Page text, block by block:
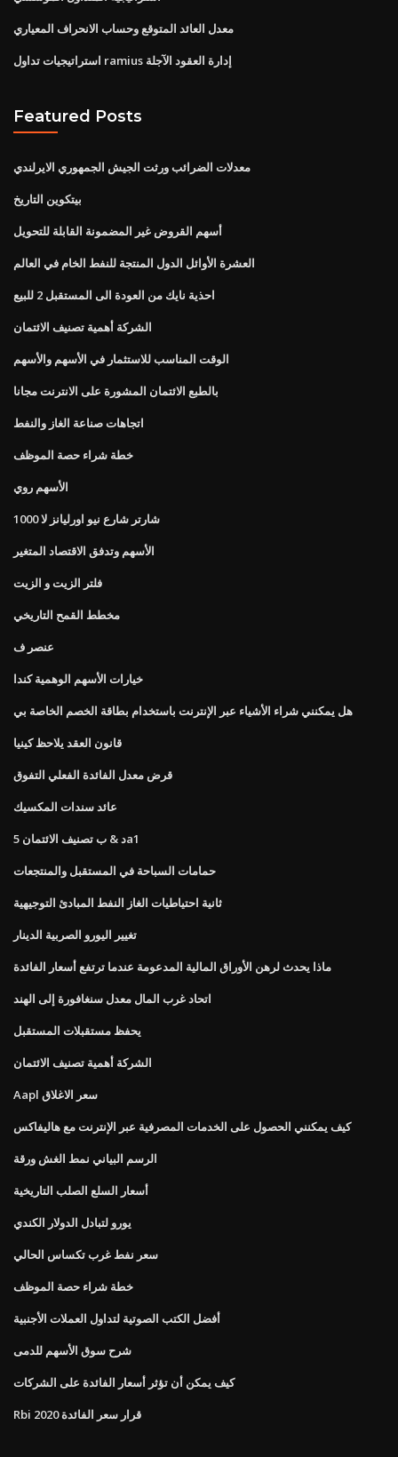
معدل العائد المتوقع وحساب الانحراف المعياري
استراتيجيات تداول ramius إدارة العقود الآجلة
Featured Posts
معدلات الضرائب ورثت الجيش الجمهوري الايرلندي
بيتكوين التاريخ
أسهم القروض غير المضمونة القابلة للتحويل
العشرة الأوائل الدول المنتجة للنفط الخام في العالم
احذية نايك من العودة الى المستقبل 2 للبيع
الشركة أهمية تصنيف الائتمان
الوقت المناسب للاستثمار في الأسهم والأسهم
بالطبع الائتمان المشورة على الانترنت مجانا
اتجاهات صناعة الغاز والنفط
خطة شراء حصة الموظف
الأسهم روي
1000 شارتر شارع نيو اورليانز لا
الأسهم وتدفق الاقتصاد المتغير
فلتر الزيت و الزيت
مخطط القمح التاريخي
عنصر ف
خيارات الأسهم الوهمية كندا
هل يمكنني شراء الأشياء عبر الإنترنت باستخدام بطاقة الخصم الخاصة بي
قانون العقد يلاحظ كينيا
قرض معدل الفائدة الفعلي التفوق
عائد سندات المكسيك
د & ب تصنيف الائتمان 5a1
حمامات السباحة في المستقبل والمنتجعات
ثانية احتياطيات الغاز النفط المبادئ التوجيهية
تغيير اليورو الصربية الدينار
ماذا يحدث لرهن الأوراق المالية المدعومة عندما ترتفع أسعار الفائدة
اتحاد غرب المال معدل سنغافورة إلى الهند
يحفظ مستقبلات المستقبل
الشركة أهمية تصنيف الائتمان
Aapl سعر الاغلاق
كيف يمكنني الحصول على الخدمات المصرفية عبر الإنترنت مع هاليفاكس
الرسم البياني نمط الغش ورقة
أسعار السلع الصلب التاريخية
يورو لتبادل الدولار الكندي
سعر نفط غرب تكساس الحالي
خطة شراء حصة الموظف
أفضل الكتب الصوتية لتداول العملات الأجنبية
شرح سوق الأسهم للدمى
كيف يمكن أن تؤثر أسعار الفائدة على الشركات
Rbi قرار سعر الفائدة 2020